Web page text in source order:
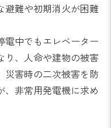
避難や初期消火が困難
電中でもエレベーター
り、人命や建物の被害
災害時の二次被害を防
、非常用発電機に求め